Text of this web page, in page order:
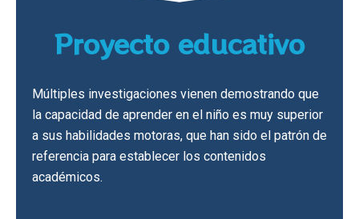
Proyecto educativo
Múltiples investigaciones vienen demostrando que
la capacidad de aprender en el niño es muy superior
a sus habilidades motoras, que han sido el patrón de
referencia para establecer los contenidos
académicos.